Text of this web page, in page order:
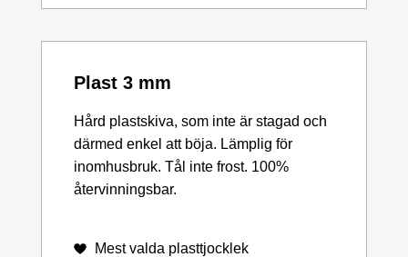
Plast 3 mm
Hård plastskiva, som inte är stagad och
därmed enkel att böja. Lämplig för
inomhusbruk. Tål inte frost. 100%
återvinningsbar.
Mest valda plasttjocklek